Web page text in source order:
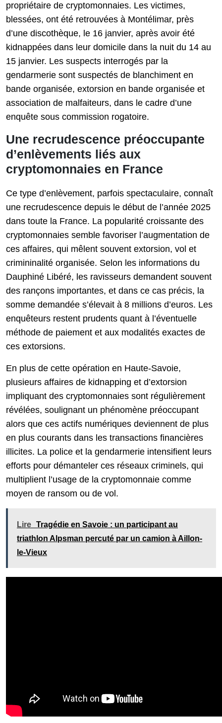
propriétaire de cryptomonnaies. Les victimes,
blessées, ont été retrouvées à Montélimar, près
d’une discothèque, le 16 janvier, après avoir été
kidnappées dans leur domicile dans la nuit du 14 au
15 janvier. Les suspects interrogés par la
gendarmerie sont suspectés de blanchiment en
bande organisée, extorsion en bande organisée et
association de malfaiteurs, dans le cadre d’une
enquête sous commission rogatoire.
Une recrudescence préoccupante
d’enlèvements liés aux
cryptomonnaies en France
Ce type d’enlèvement, parfois spectaculaire, connaît
une recrudescence depuis le début de l’année 2025
dans toute la France. La popularité croissante des
cryptomonnaies semble favoriser l’augmentation de
ces affaires, qui mêlent souvent extorsion, vol et
crimininalité organisée. Selon les informations du
Dauphiné Libéré, les ravisseurs demandent souvent
des rançons importantes, et dans ce cas précis, la
somme demandée s’élevait à 8 millions d’euros. Les
enquêteurs restent prudents quant à l’éventuelle
méthode de paiement et aux modalités exactes de
ces extorsions.
En plus de cette opération en Haute-Savoie,
plusieurs affaires de kidnapping et d’extorsion
impliquant des cryptomonnaies sont régulièrement
révélées, soulignant un phénomène préoccupant
alors que ces actifs numériques deviennent de plus
en plus courants dans les transactions financières
illicites. La police et la gendarmerie intensifient leurs
efforts pour démanteler ces réseaux criminels, qui
multiplient l’usage de la cryptomonnaie comme
moyen de ransom ou de vol.
Lire Tragédie en Savoie : un participant au
triathlon Alpsman percuté par un camion à Aillon-
le-Vieux